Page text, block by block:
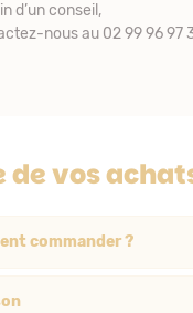
d’un conseil,
nous au 02 99 96 97
de vos
commander ?